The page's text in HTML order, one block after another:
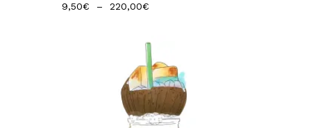
9,50€ – 220,00€
9,50€
À
220,00€